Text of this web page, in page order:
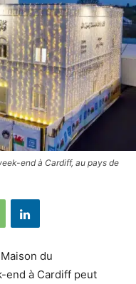
end à Cardiff, au pays de
du
end à Cardiff peut